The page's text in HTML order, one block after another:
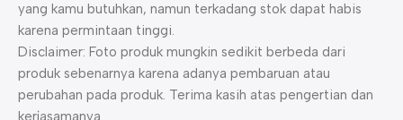
yang kamu butuhkan, namun terkadang stok dapat habis
karena permintaan tinggi.
Disclaimer: Foto produk mungkin sedikit berbeda dari
produk sebenarnya karena adanya pembaruan atau
perubahan pada produk. Terima kasih atas pengertian dan
kerjasamanya.